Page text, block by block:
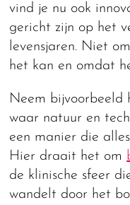
vind je nu ook
gericht zijn op het
levensjaren. Niet
het kan en omdat
Neem bijvoorbeeld
waar natuur en
een manier die
Hier draait het om
de klinische sfeer
wandelt door het